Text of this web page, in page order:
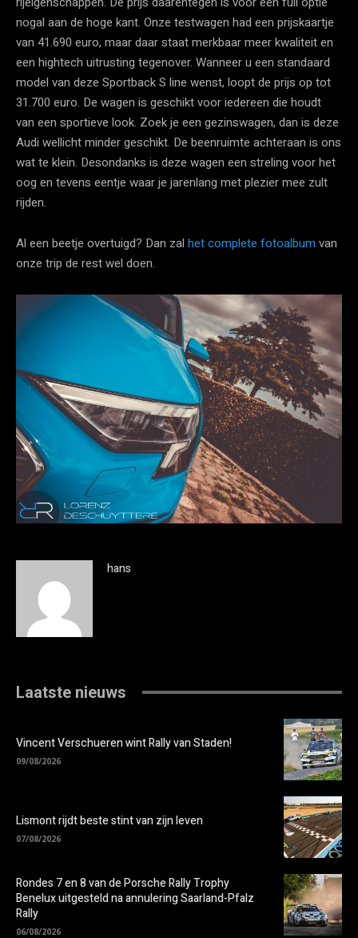
nogal aan de hoge kant. Onze testwagen had een prijskaartje
van 41.690 euro, maar daar staat merkbaar meer kwaliteit en
een hightech uitrusting tegenover. Wanneer u een standaard
model van deze Sportback S line wenst, loopt de prijs op tot
31.700 euro. De wagen is geschikt voor iedereen die houdt
van een sportieve look. Zoek je een gezinswagen, dan is deze
Audi wellicht minder geschikt. De beenruimte achteraan is ons
wat te klein. Desondanks is deze wagen een streling voor het
oog en tevens eentje waar je jarenlang met plezier mee zult
rijden.
Al een beetje overtuigd? Dan zal het complete fotoalbum van
onze trip de rest wel doen.
hans
Laatste nieuws
Vincent Verschueren wint Rally van Staden!
09/08/2026
Lismont rijdt beste stint van zijn leven
07/08/2026
Rondes 7 en 8 van de Porsche Rally Trophy
Benelux uitgesteld na annulering Saarland-Pfalz
Rally
06/08/2026